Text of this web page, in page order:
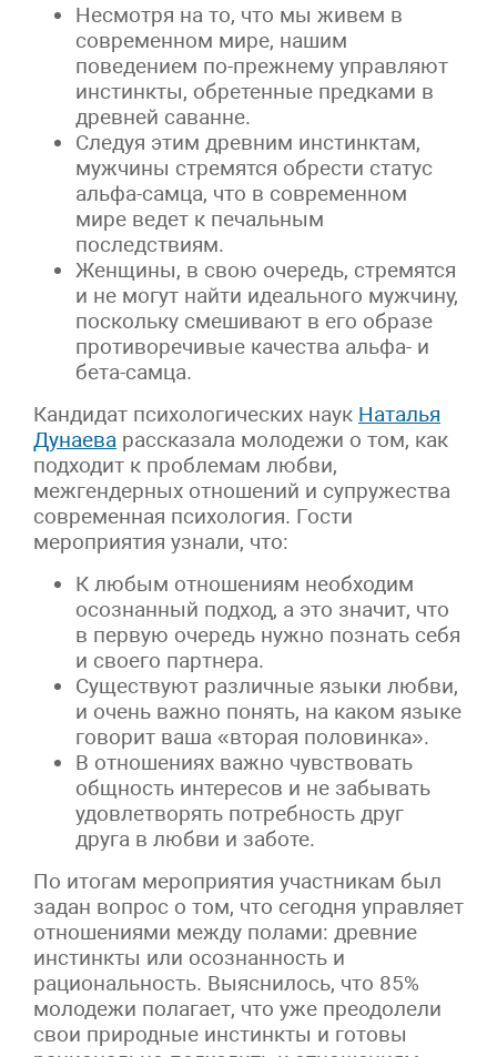
Несмотря на то, что мы живем в
современном мире, нашим
поведением по-прежнему управляют
инстинкты, обретенные предками в
древней саванне.
Следуя этим древним инстинктам,
мужчины стремятся обрести статус
альфа-самца, что в современном
мире ведет к печальным
последствиям.
Женщины, в свою очередь, стремятся
и не могут найти идеального мужчину,
поскольку смешивают в его образе
противоречивые качества альфа- и
бета-самца.
Кандидат психологических наук Наталья
Дунаева рассказала молодежи о том, как
подходит к проблемам любви,
межгендерных отношений и супружества
современная психология. Гости
мероприятия узнали, что:
К любым отношениям необходим
осознанный подход, а это значит, что
в первую очередь нужно познать себя
и своего партнера.
Существуют различные языки любви,
и очень важно понять, на каком языке
говорит ваша «вторая половинка».
В отношениях важно чувствовать
общность интересов и не забывать
удовлетворять потребность друг
друга в любви и заботе.
По итогам мероприятия участникам был
задан вопрос о том, что сегодня управляет
отношениями между полами: древние
инстинкты или осознанность и
рациональность. Выяснилось, что 85%
молодежи полагает, что уже преодолели
свои природные инстинкты и готовы